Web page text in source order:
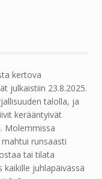
kertova
julkaistiin 23.8.2025.
talolla, ja
kerääntyivät
Molemmissa
runsaasti
tai tilata
juhlapäivässä